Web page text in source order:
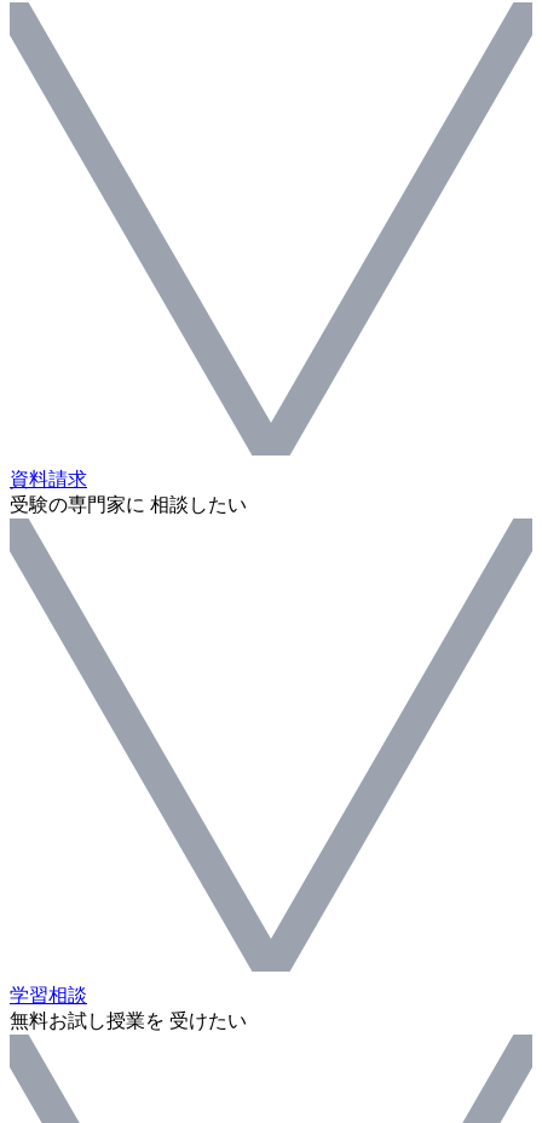
資料請求
受験の専門家に 相談したい
学習相談
無料お試し授業を 受けたい